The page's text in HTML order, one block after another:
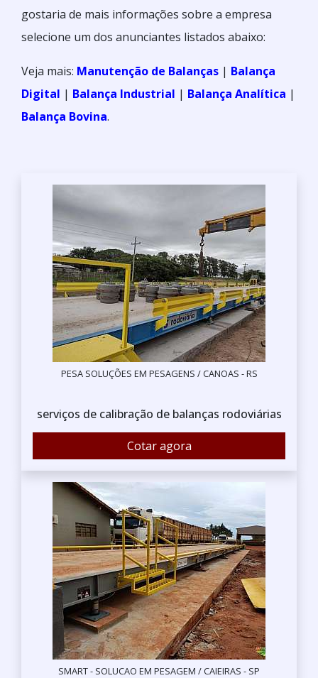
gostaria de mais informações sobre a empresa
selecione um dos anunciantes listados abaixo:
Veja mais: Manutenção de Balanças | Balança
Digital | Balança Industrial | Balança Analítica |
Balança Bovina.
PESA SOLUÇÕES EM PESAGENS / CANOAS - RS
serviços de calibração de balanças rodoviárias
Cotar agora
SMART - SOLUCAO EM PESAGEM / CAIEIRAS - SP